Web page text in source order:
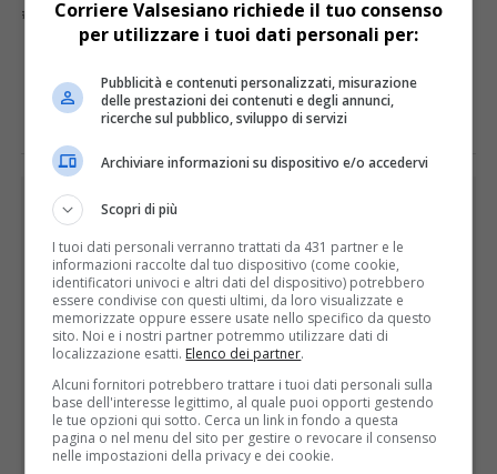
SERVIZIO MENSA
SINDACO
E TU COSA NE PENSI?
Corriere Valsesiano richiede il tuo consenso
per utilizzare i tuoi dati personali per:
Pubblicità e contenuti personalizzati, misurazione
delle prestazioni dei contenuti e degli annunci,
ricerche sul pubblico, sviluppo di servizi
Archiviare informazioni su dispositivo e/o accedervi
Scopri di più
I tuoi dati personali verranno trattati da 431 partner e le
informazioni raccolte dal tuo dispositivo (come cookie,
identificatori univoci e altri dati del dispositivo) potrebbero
essere condivise con questi ultimi, da loro visualizzate e
memorizzate oppure essere usate nello specifico da questo
sito. Noi e i nostri partner potremmo utilizzare dati di
localizzazione esatti. Elenco dei partner.
Alcuni fornitori potrebbero trattare i tuoi dati personali sulla
base dell'interesse legittimo, al quale puoi opporti gestendo
le tue opzioni qui sotto. Cerca un link in fondo a questa
pagina o nel menu del sito per gestire o revocare il consenso
nelle impostazioni della privacy e dei cookie.